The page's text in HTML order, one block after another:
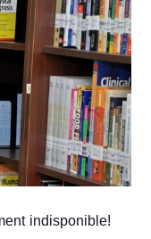
indisponible!